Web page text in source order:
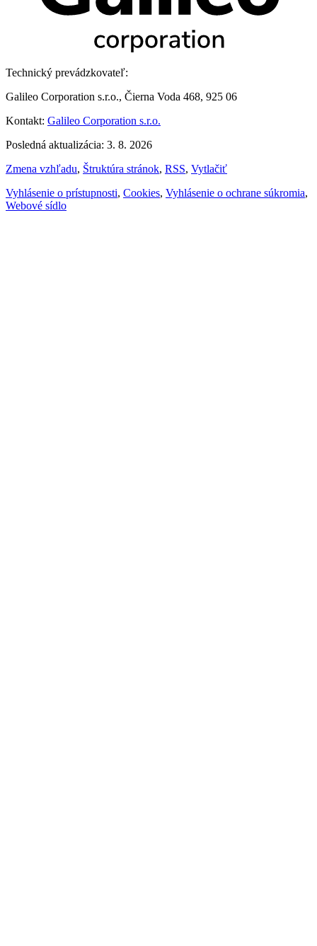
Technický prevádzkovateľ:
Galileo Corporation s.r.o., Čierna Voda 468, 925 06
Kontakt: Galileo Corporation s.r.o.
Posledná aktualizácia: 3. 8. 2026
Zmena vzhľadu, Štruktúra stránok, RSS, Vytlačiť
Vyhlásenie o prístupnosti, Cookies, Vyhlásenie o ochrane súkromia,
Webové sídlo